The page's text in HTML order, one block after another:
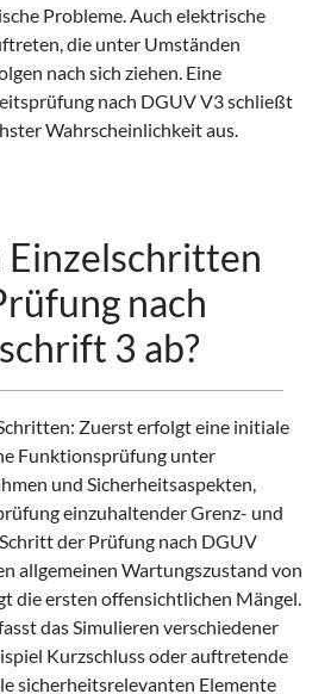
Probleme. Auch elektrische
die unter Umständen
nach sich ziehen. Eine
nach DGUV V3 schließt
Wahrscheinlichkeit aus.
Einzelschritten
nach
3 ab?
Zuerst erfolgt eine initiale
Funktionsprüfung unter
und Sicherheitsaspekten,
einzuhaltender Grenz- und
der Prüfung nach DGUV
allgemeinen Wartungszustand von
die ersten offensichtlichen Mängel.
das Simulieren verschiedener
Kurzschluss oder auftretende
sicherheitsrelevanten Elemente